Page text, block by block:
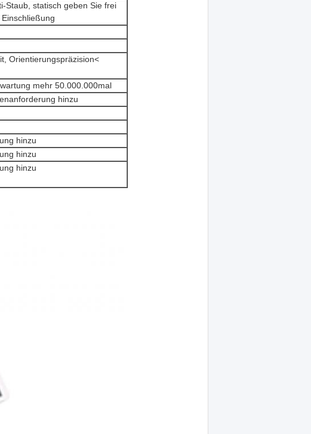
Staub, statisch geben Sie frei
Orientierungspräzision<
mehr 50.000.000mal
hinzu
hinzu
hinzu
hinzu